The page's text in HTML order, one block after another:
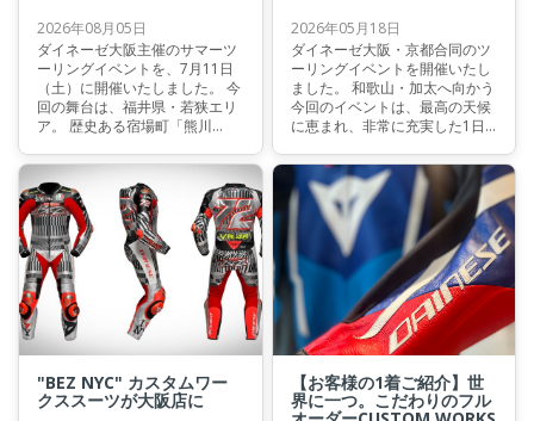
2026年08月05日
ダイネーゼ大阪主催のサマーツ
ーリングイベントを、7月11日
（土）に開催いたしました。 今
回の舞台は、福井県・若狭エリ
ア。 歴史ある宿場町「熊川
「瓜割の滝」、若狭ならではの
味覚を楽しむランチ、そして若
狭湾を一望できる絶景ロード
「エンゼルライン」を巡りま
す。 気持ちの良いワインディン
グを走り、歴史と自然に触れ、
美味しい料理と雄大な景色を満
喫する。 夏の若狭の魅力をたっ
ぷりと詰め込んだ、特別な1日
のレポートをぜひご覧くださ
い。
2026年05月18日
ダイネーゼ大阪・京都合同のツ
ーリングイベントを開催いたし
ました。 和歌山・加太へ向かう
今回のイベントは、最高の天候
に恵まれ、非常に充実した1日
イディング。加太で味わう海の
幸。 そして、歴史と自然に触れ
る立ち寄りスポット、ツーリン
グの最後を締めくくる絶景露天
風呂。 ただ走るだけでは終わら
ない、密度のある1日のレポー
トを是非ご覧ください。
"BEZ NYC" カスタムワー
クススーツが大阪店に
【お客様の1着ご紹介】世
界に一つ。こだわりのフル